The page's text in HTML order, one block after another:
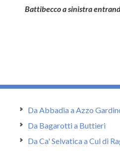
Battibecco a sinistra
Da Abbadia a Azzo
Da Bagarotti a Buttieri
Da Ca' Selvatica a Cul di